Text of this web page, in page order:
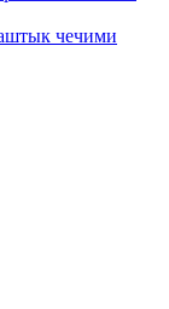
чечими